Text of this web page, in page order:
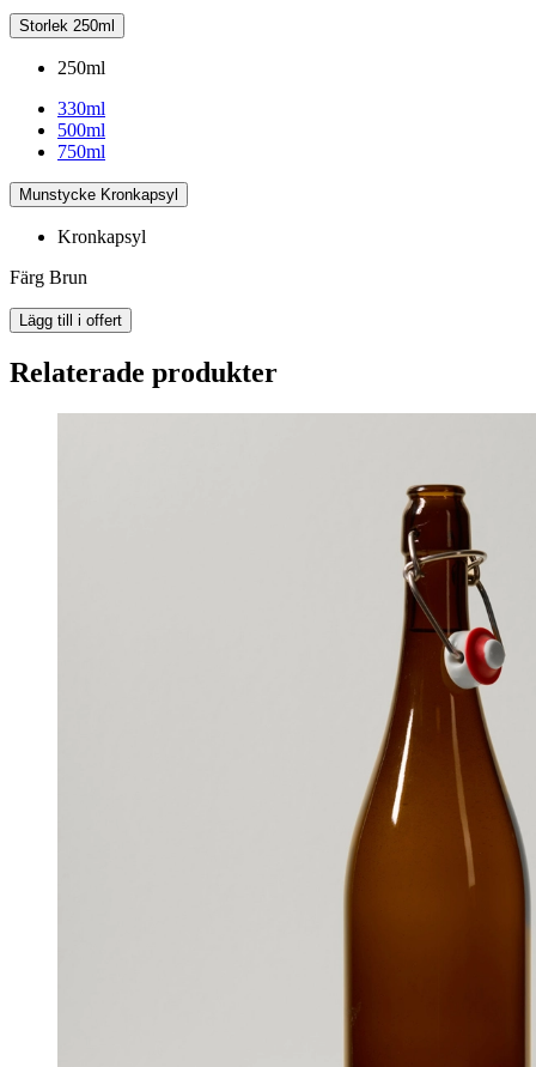
Storlek 250ml
250ml
330ml
500ml
750ml
Munstycke Kronkapsyl
Kronkapsyl
Färg Brun
Lägg till i offert
Relaterade produkter